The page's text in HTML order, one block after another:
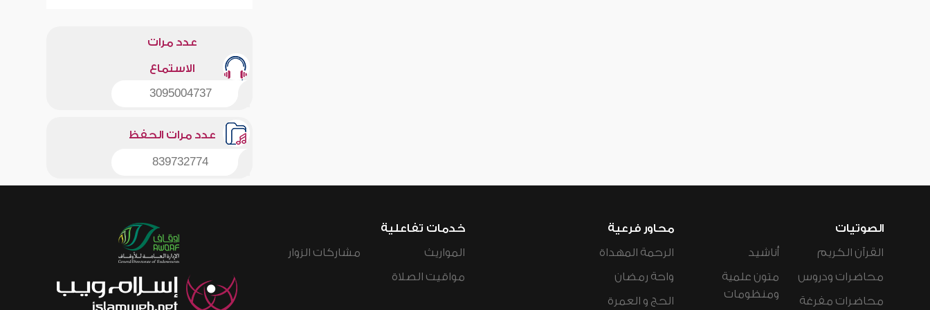
عدد مرات
الاستماع
3095004737
عدد مرات الحفظ
839732774
الصوتيات
القرآن الكريم
محاضرات ودروس
محاضرات مفرغة
أناشيد
متون علمية
ومنظومات
محاور فرعية
الرحمة المهداة
واحة رمضان
الحج و العمرة
خدمات تفاعلية
المواريث
مواقيت الصلاة
مشاركات الزوار